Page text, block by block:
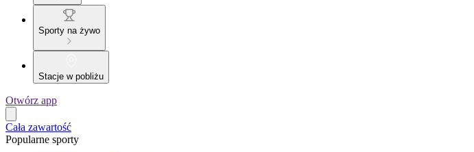
Sporty na żywo
Stacje w pobliżu
Otwórz app
Cała zawartość
Popularne sporty